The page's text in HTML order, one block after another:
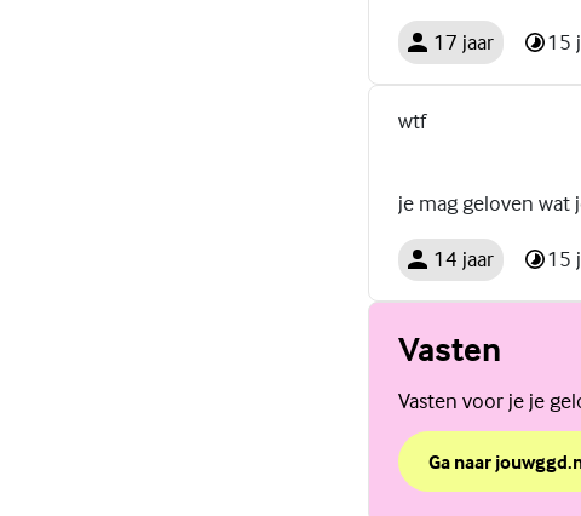
17 jaar 15
wtf
je mag geloven wat
14 jaar 15
Vasten
Vasten voor je je
Ga naar
over Vasten
(Externe link)